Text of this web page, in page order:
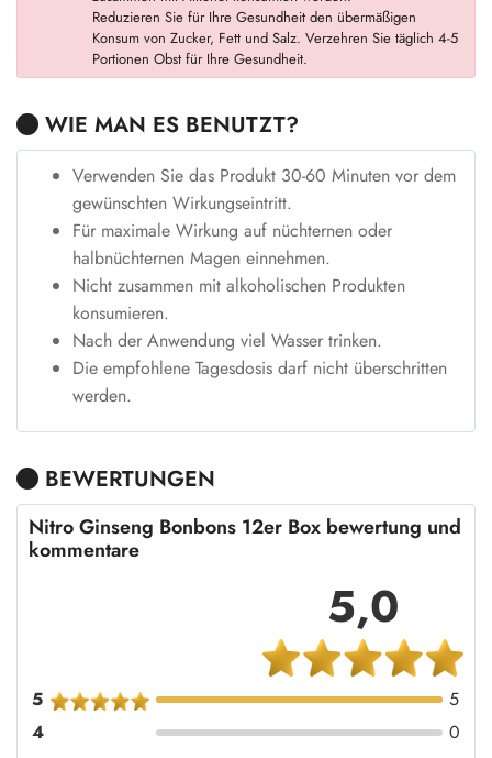
Reduzieren Sie für Ihre Gesundheit den übermäßigen
Konsum von Zucker, Fett und Salz. Verzehren Sie täglich 4-5
Portionen Obst für Ihre Gesundheit.
WIE MAN ES BENUTZT?
Verwenden Sie das Produkt 30-60 Minuten vor dem
gewünschten Wirkungseintritt.
Für maximale Wirkung auf nüchternen oder
halbnüchternen Magen einnehmen.
Nicht zusammen mit alkoholischen Produkten
konsumieren.
Nach der Anwendung viel Wasser trinken.
Die empfohlene Tagesdosis darf nicht überschritten
werden.
BEWERTUNGEN
Nitro Ginseng Bonbons 12er Box bewertung und
kommentare
5,0